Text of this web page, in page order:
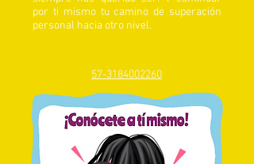
por ti mismo tu camino de superación
personal hacia otro nivel.
57-3184002260